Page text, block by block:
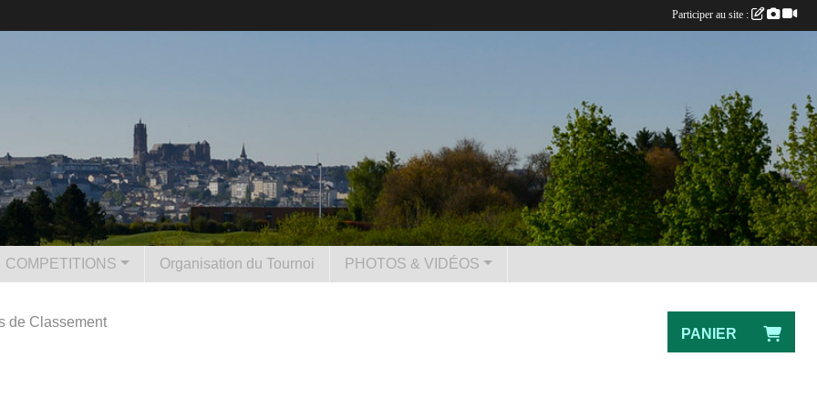
COMPETITIONS Organisation du Tournoi PHOTOS & VIDÉOS
de Classement
PANIER
Participer au site :